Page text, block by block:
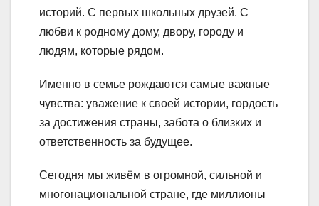
историй. С первых школьных друзей. С
любви к родному дому, двору, городу и
людям, которые рядом.
Именно в семье рождаются самые важные
чувства: уважение к своей истории, гордость
за достижения страны, забота о близких и
ответственность за будущее.
Сегодня мы живём в огромной, сильной и
многонациональной стране, где миллионы